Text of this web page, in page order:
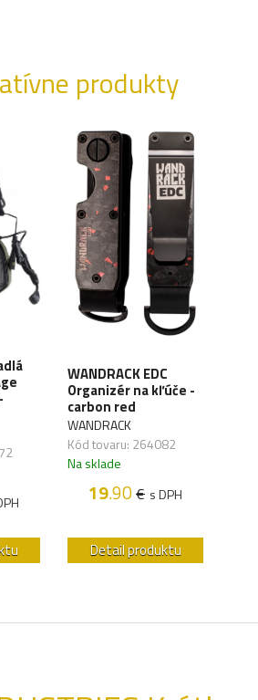
produkty
WANDRACK EDC
Organizér na kľúče -
carbon red
WANDRACK
Kód tovaru: 264082
Na sklade
19.90€ s DPH
Detail produktu